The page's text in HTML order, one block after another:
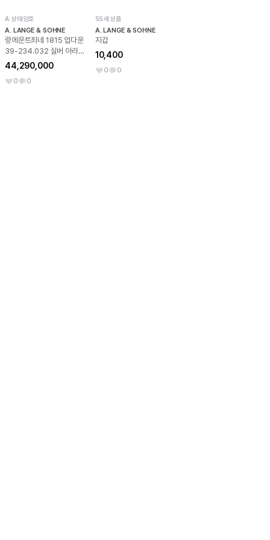
A 상태양호
A. LANGE & SOHNE
랑에운트죄네 1815 업다운
39-234.032 실버 아라
빅 NO.8396
44,290,000
0 0
SS 새상품
A. LANGE & SOHNE
지갑
10,400
0 0